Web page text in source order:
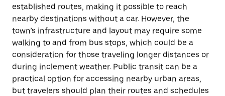
established routes, making it possible to reach
nearby destinations without a car. However, the
town’s infrastructure and layout may require some
walking to and from bus stops, which could be a
consideration for those traveling longer distances or
during inclement weather. Public transit can be a
practical option for accessing nearby urban areas,
but travelers should plan their routes and schedules